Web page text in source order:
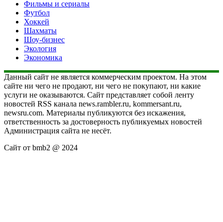
Фильмы и сериалы
Футбол
Хоккей
Шахматы
Шоу-бизнес
Экология
Экономика
Данный сайт не является коммерческим проектом. На этом
сайте ни чего не продают, ни чего не покупают, ни какие
услуги не оказываются. Сайт представляет собой ленту
новостей RSS канала news.rambler.ru, kommersant.ru,
newsru.com. Материалы публикуются без искажения,
ответственность за достоверность публикуемых новостей
Администрация сайта не несёт.
Сайт от bmb2 @ 2024